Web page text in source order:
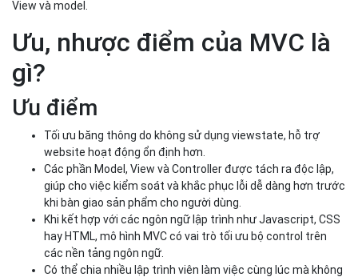
View và model.
Ưu, nhược điểm của MVC là
gì?
Ưu điểm
Tối ưu băng thông do không sử dụng viewstate, hỗ trợ
website hoạt động ổn định hơn.
Các phần Model, View và Controller được tách ra độc lập,
giúp cho việc kiểm soát và khắc phục lỗi dễ dàng hơn trước
khi bàn giao sản phẩm cho người dùng.
Khi kết hợp với các ngôn ngữ lập trình như Javascript, CSS
hay HTML, mô hình MVC có vai trò tối ưu bộ control trên
các nền tảng ngôn ngữ.
Có thể chia nhiều lập trình viên làm việc cùng lúc mà không